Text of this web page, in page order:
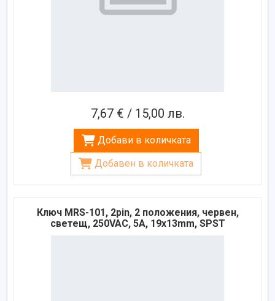
7,67 € / 15,00 лв.
Добави в количката
Добавен в количката
Ключ MRS-101, 2pin, 2 положения, червен,
светещ, 250VAC, 5A, 19x13mm, SPST